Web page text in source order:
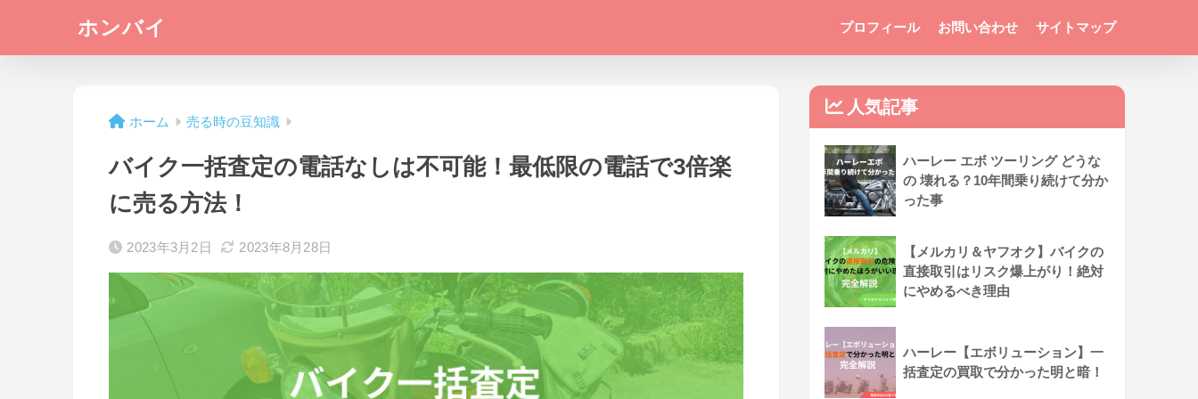
ホンバイ プロフィール お問い合わせ サイトマップ
ホーム 売る時の豆知識
バイク一括査定の電話なしは不可能！最低限の電話で3倍楽
に売る方法！
2023年3月2日 2023年8月28日
人気記事
ハーレー エボ ツーリング どうな
の 壊れる？10年間乗り続けて分か
った事
【メルカリ＆ヤフオク】バイクの
直接取引はリスク爆上がり！絶対
にやめるべき理由
ハーレー【エボリューション】一
括査定の買取で分かった明と暗！